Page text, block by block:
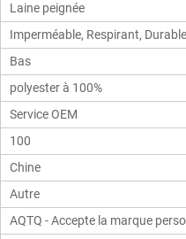
Laine peignée
Imperméable, Respirant,
Bas
polyester à 100%
Service OEM
100
Chine
Autre
AQTQ - Accepte la marque